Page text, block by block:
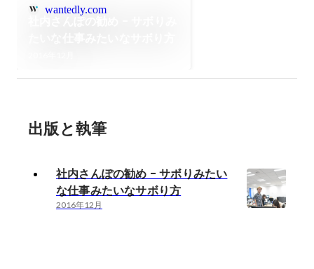
wantedly.com
出版と執筆
社内さんぽの勧め - サボりみたい
な仕事みたいなサボり方
2016年12月